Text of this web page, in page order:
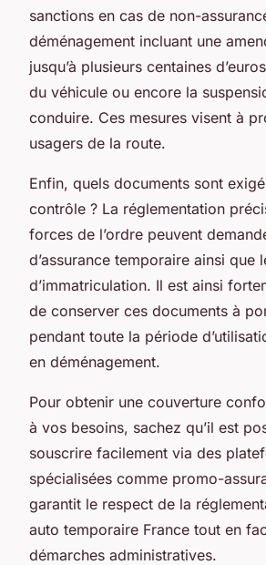
sanctions en cas de non-
déménagement incluant une
jusqu’à plusieurs centaines
du véhicule ou encore la
conduire. Ces mesures visent à
usagers de la route.
Enfin, quels documents sont
contrôle ? La réglementation
forces de l’ordre peuvent
d’assurance temporaire ainsi que
d’immatriculation. Il est ainsi
de conserver ces documents à
pendant toute la période
en déménagement.
Pour obtenir une couverture
à vos besoins, sachez qu’il est
souscrire facilement via des
spécialisées comme promo-
garantit le respect de la
auto temporaire France tout en
démarches administratives.